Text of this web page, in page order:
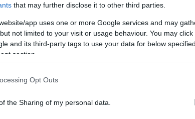
that may further disclose it to other third parties.
app uses one or more Google services and may
not limited to your visit or usage behaviour. You may
and its third-party tags to use your data for below
section.
Opt Outs
the Sharing of my personal data.
Keskinopeus
Liikennemäärä
kpl/h(+18 kpl/h)
välillä Kalajoki,
Rahvo
mittauspisteet
20:49
Keskinopeus
Liikennemäärä
72 kpl/h(-65 kpl/h)
Yleiskuvassa huomioitu
Alavieska - Ylivieska
Näytä Valtatie 27 kaikki
Tiedot päivitetty